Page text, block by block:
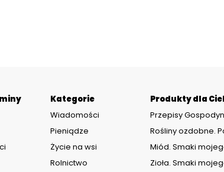
Kategorie
Wiadomości
Pieniądze
Życie na wsi
Rolnictwo
Produkty dla
Przepisy
Rośliny ozdobne.
Miód. Smaki
Zioła. Smaki